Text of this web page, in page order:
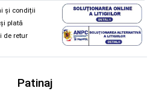
și condiții
plată
de retur
Patinaj